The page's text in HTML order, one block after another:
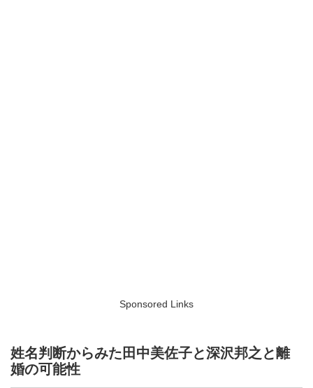
Sponsored Links
姓名判断からみた田中美佐子と深沢邦之と離
婚の可能性